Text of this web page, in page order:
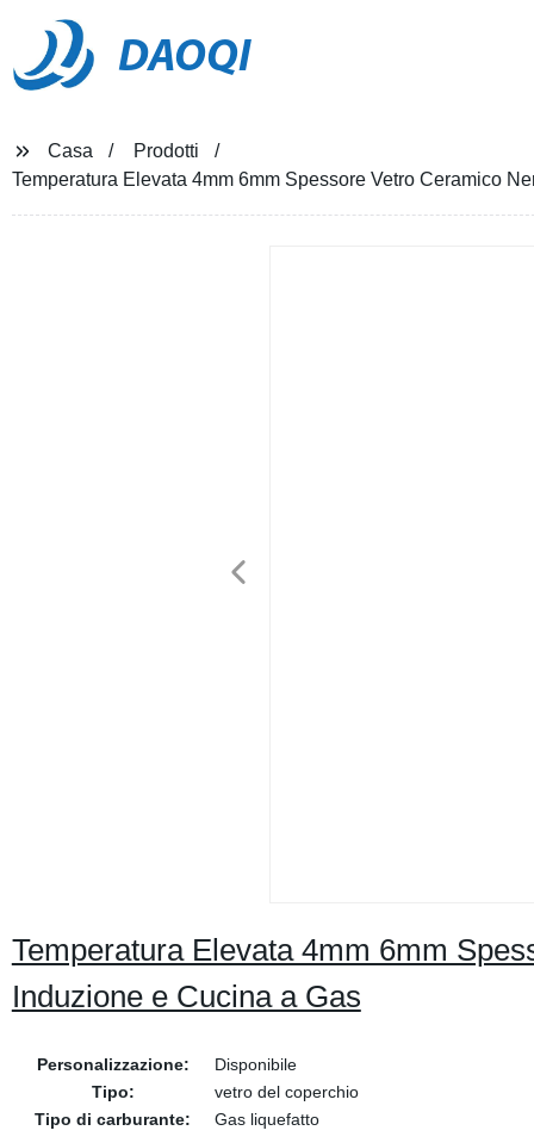
DAOQI
Casa
Prodotti
Temperatura Elevata 4mm 6mm Spessore Vetro Ceramico
Temperatura Elevata 4mm 6mm
Induzione e Cucina a Gas
Personalizzazione:
Disponibile
Tipo:
vetro del coperchio
Tipo di carburante:
Gas liquefatto